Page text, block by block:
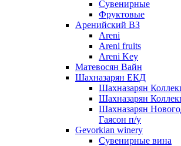
Сувенирные
Фруктовые
Аренийский ВЗ
Areni
Areni fruits
Areni Key
Матевосян Вайн
Шахназарян ЕКД
Шахназарян
Шахназарян
Шахназарян
Гаясон п/у
Gevorkian winery
Сувенирные вина